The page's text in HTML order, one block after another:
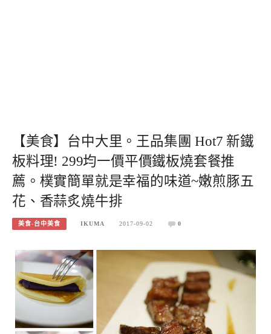
【美食】台中大里。王品集團 Hot7 新鐵
板料理! 299均一價平價鐵板燒套餐推
薦。樸實簡單就是幸福的味道~嫩煎豚五
花、香蒜炙燒牛排
美食-台中美食 IKUMA 2017-09-02 0